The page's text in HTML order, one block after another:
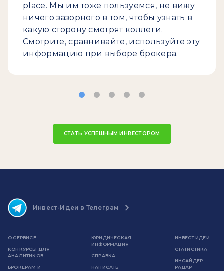
place. Мы им тоже пользуемся, не вижу
ничего зазорного в том, чтобы узнать в
какую сторону смотрят коллеги.
Смотрите, сравнивайте, используйте эту
информацию при выборе брокера.
СТАТЬ УСПЕШНЫМ ИНВЕСТОРОМ
Инвест-Идеи в Телеграм
О СЕРВИСЕ
КОНКУРСЫ ДЛЯ
АНАЛИТИКОВ
БРОКЕРАМ И
ЮРИДИЧЕСКАЯ
ИНФОРМАЦИЯ
СПРАВКА
НАПИСАТЬ
ИНВЕСТ ИДЕИ
СТАТИСТИКА
ИНСАЙДЕР-
РАДАР